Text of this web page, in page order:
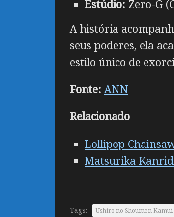
Estúdio: Zero-G
A história
seus poderes, ela
estilo único de
Fonte: ANN
Relacionado
Lollipop
Matsurika
Tags: Ushiro no Shoumen